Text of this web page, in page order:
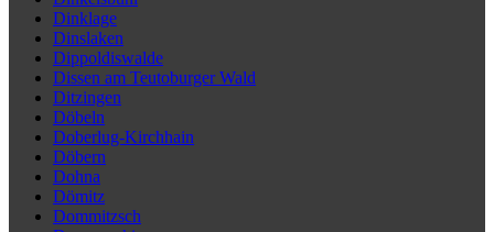
Dinklage
Dinslaken
Dippoldiswalde
Dissen am Teutoburger Wald
Ditzingen
Döbeln
Doberlug-Kirchhain
Döbern
Dohna
Dömitz
Dommitzsch